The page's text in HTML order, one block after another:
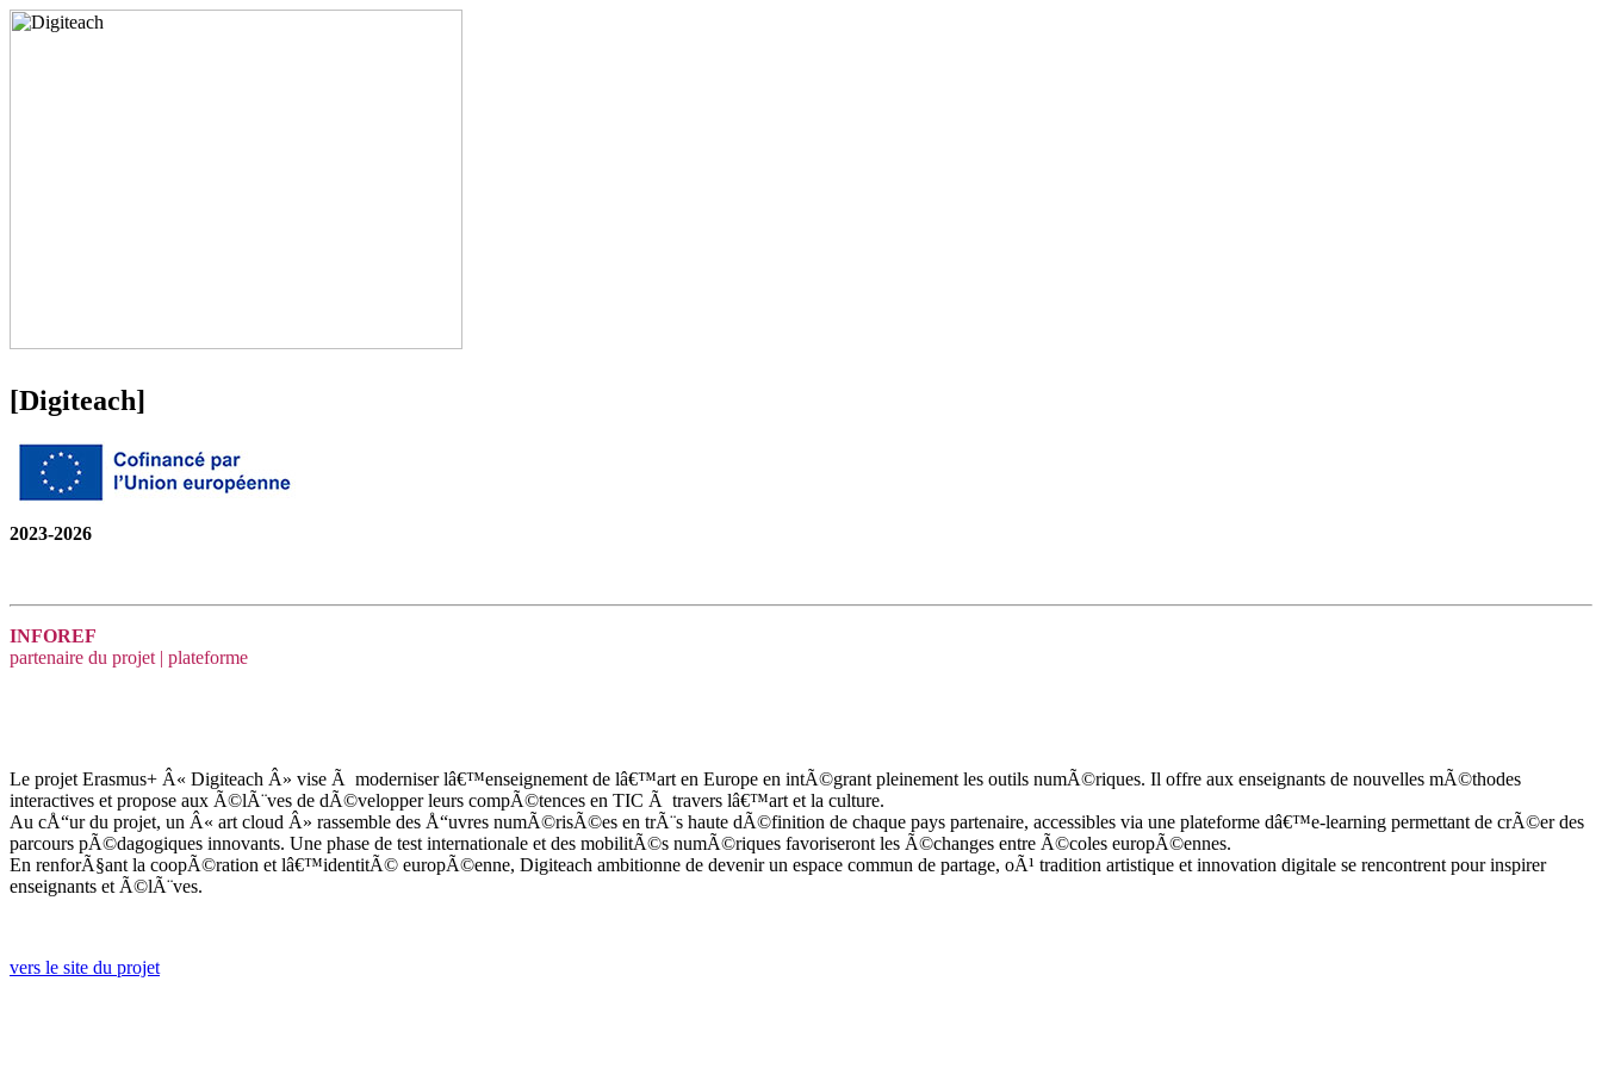
[Digiteach]
2023-2026
INFOREF
partenaire du projet | plateforme
Le projet Erasmus+ Â« Digiteach Â» vise Ã moderniser lâ€™enseignement de lâ€™art en Europe en intÃ©grant pleinement les outils numÃ©riques. Il offre aux enseignants de nouvelles mÃ©thodes
interactives et propose aux Ã©lÃ¨ves de dÃ©velopper leurs compÃ©tences en TIC Ã travers lâ€™art et la culture.
Au cÅ“ur du projet, un Â« art cloud Â» rassemble des Å“uvres numÃ©risÃ©es en trÃ¨s haute dÃ©finition de chaque pays partenaire, accessibles via une plateforme dâ€™e-learning permettant de crÃ©er des
parcours pÃ©dagogiques innovants. Une phase de test internationale et des mobilitÃ©s numÃ©riques favoriseront les Ã©changes entre Ã©coles europÃ©ennes.
En renforÃ§ant la coopÃ©ration et lâ€™identitÃ© europÃ©enne, Digiteach ambitionne de devenir un espace commun de partage, oÃ¹ tradition artistique et innovation digitale se rencontrent pour inspirer
enseignants et Ã©lÃ¨ves.
vers le site du projet